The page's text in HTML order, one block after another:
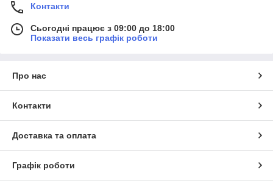
Контакти
Сьогодні працює з 09:00 до 18:00
Показати весь графік роботи
Про нас
Контакти
Доставка та оплата
Графік роботи